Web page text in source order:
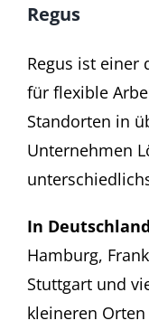
Regus
Regus ist einer
für flexible
Standorten in
Unternehmen
In
Hamburg,
Stuttgart und
kleineren